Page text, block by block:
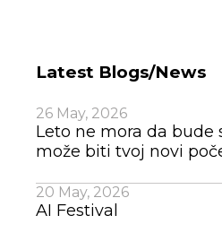
Latest Blogs/News
26 May, 2026
Leto ne mora da bude
može biti tvoj novi
20 May, 2026
AI Festival